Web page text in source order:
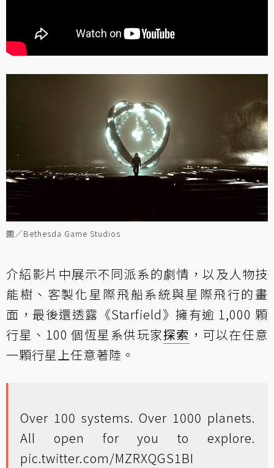
圖／Bethesda Game Studios
介紹影片中展示不同派系的劇情，以及人物技
能樹、客製化星際飛船系統與星際飛行的畫
面，最後還透露《Starfield》擁有逾 1,000 顆
行星、100 個恆星系供玩家探索 ，可以在任意
一顆行星上任意著陸。
Over 100 systems. Over 1000 planets.
All open for you to explore.
pic.twitter.com/MZRXQGS1BI